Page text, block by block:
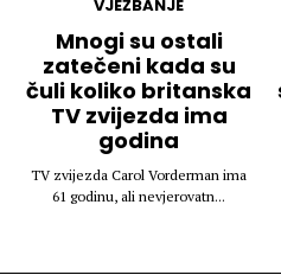
VJEŽBANJE
Mnogi su ostali
zatečeni kada su
čuli koliko britanska
TV zvijezda ima
godina
TV zvijezda Carol Vorderman ima
61 godinu, ali nevjerovatn...